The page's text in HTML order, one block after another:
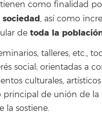
tienen como finalidad
, así como
de toda la
talleres, etc.,
social; orientadas a
culturales,
de unión de la
la sostiene.